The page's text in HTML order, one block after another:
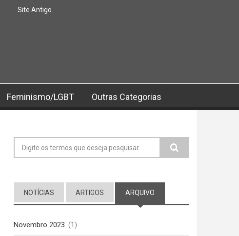
Site Antigo
Feminismo/LGBT Outras Categorias
Formulário de busca
NOTÍCIAS ARTIGOS ARQUIVO
Novembro 2023 (1)